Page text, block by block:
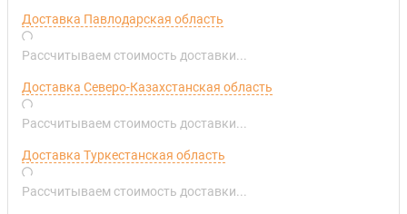
Доставка Павлодарская область
Рассчитываем стоимость доставки...
Доставка Северо-Казахстанская область
Рассчитываем стоимость доставки...
Доставка Туркестанская область
Рассчитываем стоимость доставки...